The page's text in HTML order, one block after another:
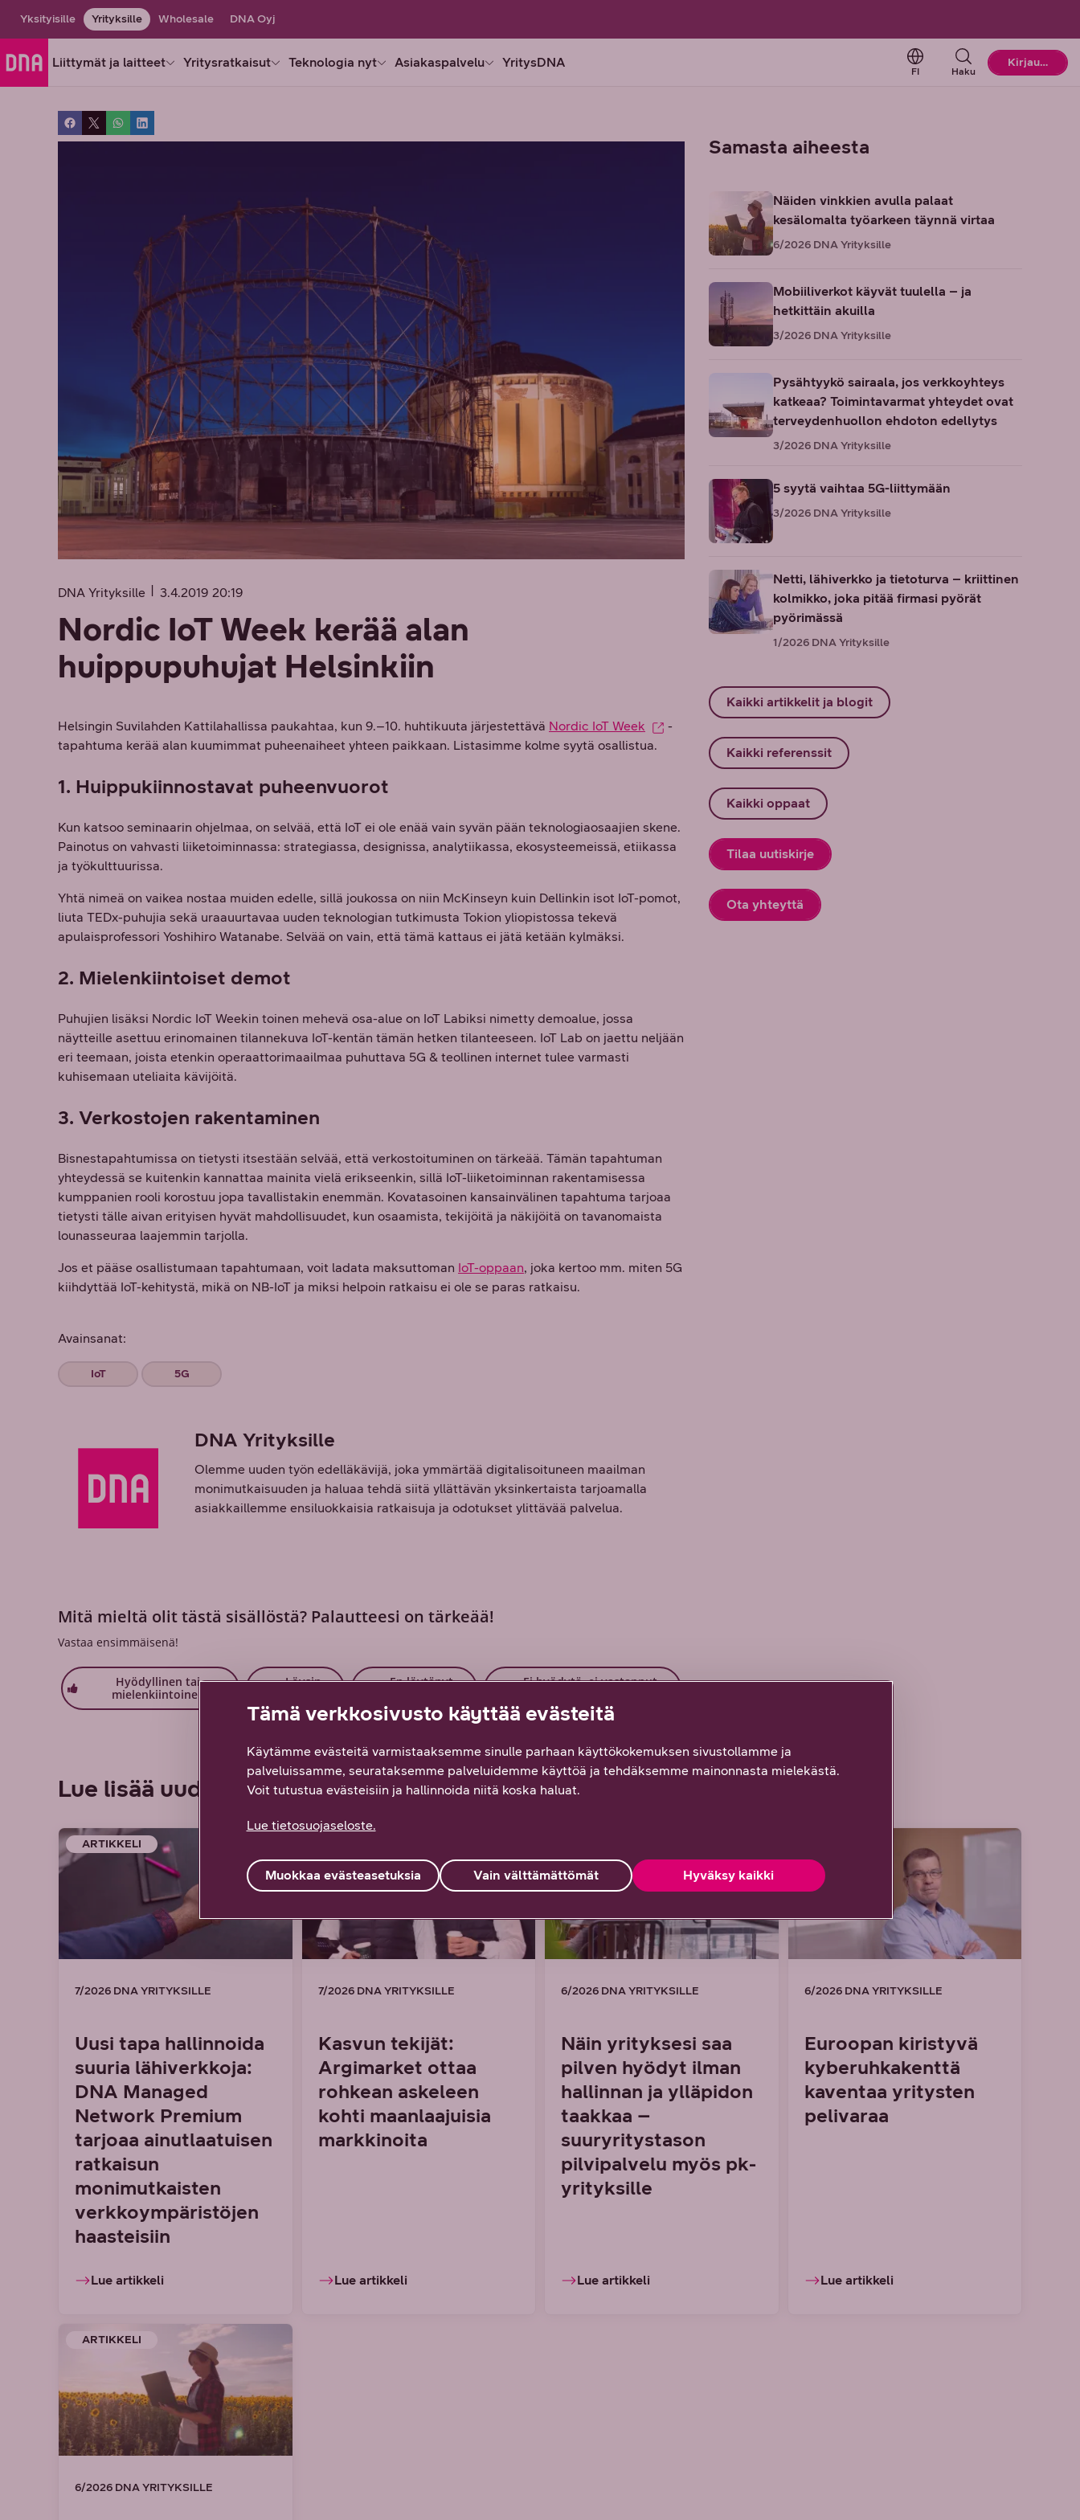
Yksityisille Yrityksille Wholesale DNA Oyj
Liittymät ja laitteet Yritysratkaisut Teknologia nyt Asiakaspalvelu YritysDNA
Change language. Current
FI Haku
Kirjaudu
DNA Yrityksille 3.4.2019 20:19
Nordic IoT Week kerää alan
huippupuhujat Helsinkiin
Helsingin Suvilahden Kattilahallissa paukahtaa, kun 9.–10. huhtikuuta järjestettävä Nordic IoT Week
-
tapahtuma kerää alan kuumimmat puheenaiheet yhteen paikkaan. Listasimme kolme syytä osallistua.
1. Huippukiinnostavat puheenvuorot
Kun katsoo seminaarin ohjelmaa, on selvää, että IoT ei ole enää vain syvän pään teknologiaosaajien skene.
Painotus on vahvasti liiketoiminnassa: strategiassa, designissa, analytiikassa, ekosysteemeissä, etiikassa
ja työkulttuurissa.
Yhtä nimeä on vaikea nostaa muiden edelle, sillä joukossa on niin McKinseyn kuin Dellinkin isot IoT-pomot,
liuta TEDx-puhujia sekä uraauurtavaa uuden teknologian tutkimusta Tokion yliopistossa tekevä
apulaisprofessori Yoshihiro Watanabe. Selvää on vain, että tämä kattaus ei jätä ketään kylmäksi.
2. Mielenkiintoiset demot
Puhujien lisäksi Nordic IoT Weekin toinen mehevä osa-alue on IoT Labiksi nimetty demoalue, jossa
näytteille asettuu erinomainen tilannekuva IoT-kentän tämän hetken tilanteeseen. IoT Lab on jaettu neljään
eri teemaan, joista etenkin operaattorimaailmaa puhuttava 5G & teollinen internet tulee varmasti
kuhisemaan uteliaita kävijöitä.
3. Verkostojen rakentaminen
Bisnestapahtumissa on tietysti itsestään selvää, että verkostoituminen on tärkeää. Tämän tapahtuman
yhteydessä se kuitenkin kannattaa mainita vielä erikseenkin, sillä IoT-liiketoiminnan rakentamisessa
kumppanien rooli korostuu jopa tavallistakin enemmän. Kovatasoinen kansainvälinen tapahtuma tarjoaa
tietysti tälle aivan erityisen hyvät mahdollisuudet, kun osaamista, tekijöitä ja näkijöitä on tavanomaista
lounasseuraa laajemmin tarjolla.
Jos et pääse osallistumaan tapahtumaan, voit ladata maksuttoman IoT-oppaan, joka kertoo mm. miten 5G
kiihdyttää IoT-kehitystä, mikä on NB-IoT ja miksi helpoin ratkaisu ei ole se paras ratkaisu.
Avainsanat:
IoT 5G
DNA Yrityksille
Olemme uuden työn edelläkävijä, joka ymmärtää digitalisoituneen maailman
monimutkaisuuden ja haluaa tehdä siitä yllättävän yksinkertaista tarjoamalla
asiakkaillemme ensiluokkaisia ratkaisuja ja odotukset ylittävää palvelua.
Mitä mieltä olit tästä sisällöstä? Palautteesi on tärkeää!
Vastaa ensimmäisenä!
Hyödyllinen tai
mielenkiintoinen
Löysin
En löytänyt
Ei hyödytä, ei vastannut
Samasta aiheesta
Näiden vinkkien avulla palaat
kesälomalta työarkeen täynnä virtaa
6/2026 DNA Yrityksille
Mobiiliverkot käyvät tuulella – ja
hetkittäin akuilla
3/2026 DNA Yrityksille
Pysähtyykö sairaala, jos verkkoyhteys
katkeaa? Toimintavarmat yhteydet ovat
terveydenhuollon ehdoton edellytys
3/2026 DNA Yrityksille
5 syytä vaihtaa 5G-liittymään
3/2026 DNA Yrityksille
Netti, lähiverkko ja tietoturva – kriittinen
kolmikko, joka pitää firmasi pyörät
pyörimässä
1/2026 DNA Yrityksille
Kaikki artikkelit ja blogit
Kaikki referenssit
Kaikki oppaat
Tilaa uutiskirje
Ota yhteyttä
Lue lisää uudesta työstä
ARTIKKELI
7/2026 DNA YRITYKSILLE
Uusi tapa hallinnoida
suuria lähiverkkoja:
DNA Managed
Network Premium
tarjoaa ainutlaatuisen
ratkaisun
monimutkaisten
verkkoympäristöjen
haasteisiin
Lue artikkeli
7/2026 DNA YRITYKSILLE
Kasvun tekijät:
Argimarket ottaa
rohkean askeleen
kohti maanlaajuisia
markkinoita
Lue artikkeli
6/2026 DNA YRITYKSILLE
Näin yrityksesi saa
pilven hyödyt ilman
hallinnan ja ylläpidon
taakkaa –
suuryritystason
pilvipalvelu myös pk-
yrityksille
Lue artikkeli
6/2026 DNA YRITYKSILLE
Euroopan kiristyvä
kyberuhkakenttä
kaventaa yritysten
pelivaraa
Lue artikkeli
ARTIKKELI
6/2026 DNA YRITYKSILLE
Tämä verkkosivusto käyttää evästeitä
Käytämme evästeitä varmistaaksemme sinulle parhaan käyttökokemuksen sivustollamme ja
palveluissamme, seurataksemme palveluidemme käyttöä ja tehdäksemme mainonnasta mielekästä.
Voit tutustua evästeisiin ja hallinnoida niitä koska haluat.
Lue tietosuojaseloste.
Vain välttämättömät Hyväksy kaikki
Muokkaa evästeasetuksia